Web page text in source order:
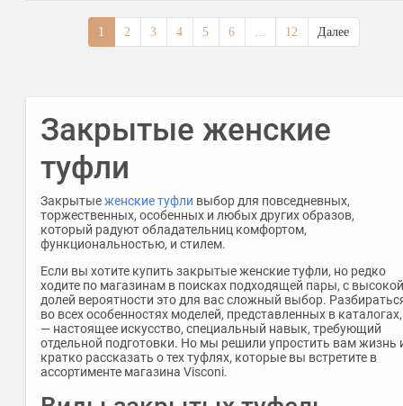
1 2 3 4 5 6 12 Далее
Закрытые женские
туфли
Закрытыеженские туфли выбор для повседневных,
торжественных, особенных и любых других образов,
который радуют обладательниц комфортом,
функциональностью, и стилем.
Если вы хотите купить закрытые женские туфли, но редко
ходите по магазинам в поисках подходящей пары, с высокой
долей вероятности это для вас сложный выбор.
во всех особенностях моделей, представленных в каталогах,
— настоящее искусство, специальный навык, требующий
отдельной подготовки. Но мы решили упростить вам жизнь
кратко рассказать о тех туфлях, которые вы встретите в
ассортименте магазина Visconi.